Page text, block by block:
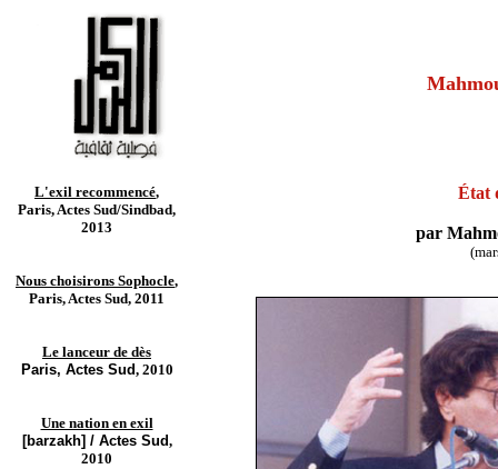
L'exil recommencé,
Paris, Actes Sud/Sindbad,
2013
Nous choisirons Sophocle,
Paris, Actes Sud, 2011
Le lanceur de dès
Paris, Actes Sud, 2010
Une nation en exil
[barzakh] / Actes Sud,
2010
État
par